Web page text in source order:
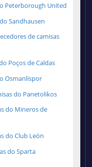
Peterborough United
Sandhausen
de camisas
Poços de Caldas
Osmanlispor
do Panetolikos
do Mineros de
do Club León
do Sparta